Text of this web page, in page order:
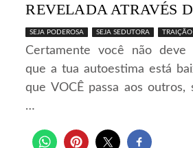
REVELADA ATRAVÉS
SEJA PODEROSA SEJA SEDUTORA TRAIÇÃO
Certamente você não
que a tua autoestima está
que VOCÊ passa aos outros,
…